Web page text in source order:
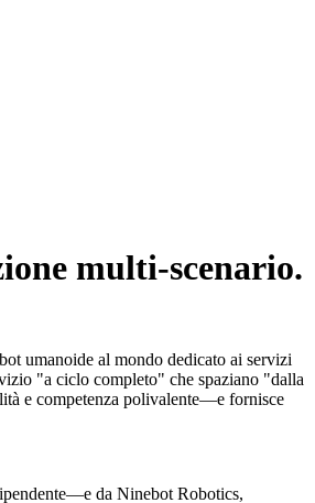
multi-scenario.
umanoide al mondo dedicato ai servizi
"a ciclo completo" che spaziano "dalla
e competenza polivalente—e fornisce
da Ninebot Robotics,